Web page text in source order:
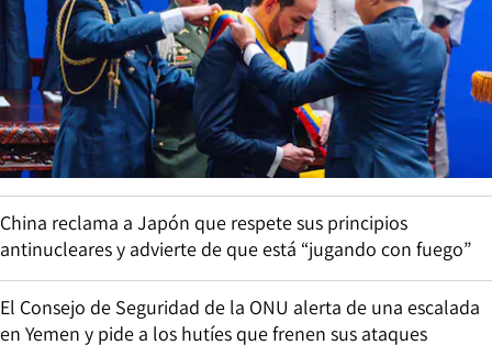
China reclama a Japón que respete sus principios
antinucleares y advierte de que está “jugando con fuego”
El Consejo de Seguridad de la ONU alerta de una escalada
en Yemen y pide a los hutíes que frenen sus ataques